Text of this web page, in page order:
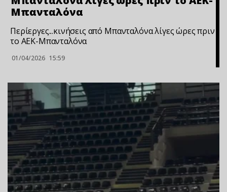
Μπανταλόνα
Περίεργες...κινήσεις από Μπανταλόνα λίγες ώρες πριν
το ΑΕΚ-Μπανταλόνα
01/04/2026 15:59